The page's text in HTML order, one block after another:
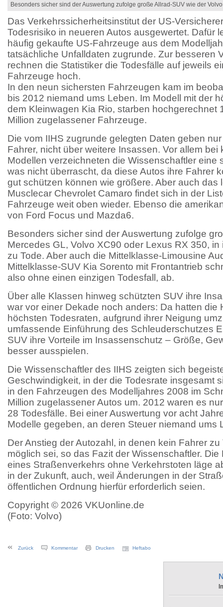
Besonders sicher sind der Auswertung zufolge große Allrad-SUV wie der
Das Verkehrssicherheitsinstitut der US-
Todesrisiko in neueren Autos ausgewertet. Dafür
häufig gekaufte US-Fahrzeuge aus dem
tatsächliche Unfalldaten zugrunde. Zur besseren
rechnen die Statistiker die Todesfälle auf jeweils
Fahrzeuge hoch.
In den neun sichersten Fahrzeugen kam im
bis 2012 niemand ums Leben. Im Modell mit der
dem Kleinwagen Kia Rio, starben hochgerechnet
Million zugelassener Fahrzeuge.
Die vom IIHS zugrunde gelegten Daten geben
Fahrer, nicht über weitere Insassen. Vor allem
Modellen verzeichneten die Wissenschaftler eine
was nicht überrascht, da diese Autos ihre Fahrer
gut schützen können wie größere. Aber auch das
Musclecar Chevrolet Camaro findet sich in der
Fahrzeuge weit oben wieder. Ebenso die
von Ford Focus und Mazda6.
Besonders sicher sind der Auswertung zufolge
Mercedes GL, Volvo XC90 oder Lexus RX 350,
zu Tode. Aber auch die Mittelklasse-Limousine
Mittelklasse-SUV Kia Sorento mit Frontantrieb
also ohne einen einzigen Todesfall, ab.
Über alle Klassen hinweg schützten SUV ihre
war vor einer Dekade noch anders: Da hatten die
höchsten Todesraten, aufgrund ihrer Neigung
umfassende Einführung des Schleuderschutzes
SUV ihre Vorteile im Insassenschutz – Größe,
besser ausspielen.
Die Wissenschaftler des IIHS zeigten sich
Geschwindigkeit, in der die Todesrate insgesamt
in den Fahrzeugen des Modelljahres 2008 im
Million zugelassener Autos um. 2012 waren es
28 Todesfälle. Bei einer Auswertung vor acht
Modelle gegeben, an deren Steuer niemand ums
Der Anstieg der Autozahl, in denen kein Fahrer
möglich sei, so das Fazit der Wissenschaftler.
eines Straßenverkehrs ohne Verkehrstoten läge
in der Zukunft, auch, weil Änderungen in der
öffentlichen Ordnung hierfür erforderlich seien.
Copyright © 2026 VKUonline.de
(Foto: Volvo)
Zurück Kommentar Drucken Heftabo